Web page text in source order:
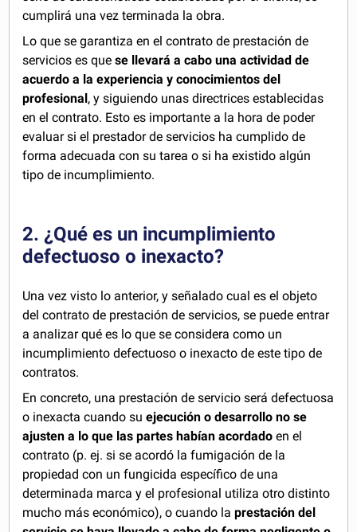
cumplirá una vez terminada la obra.
Lo que se garantiza en el contrato de prestación de
servicios es quese llevará a cabo una actividad de
acuerdo a la experiencia y conocimientos del
profesional, y siguiendo unas directrices establecidas
en el contrato. Esto es importante a la hora de poder
evaluar si el prestador de servicios ha cumplido de
forma adecuada con su tarea o si ha existido algún
tipo de incumplimiento.
2. ¿Qué es un incumplimiento
defectuoso o inexacto?
Una vez visto lo anterior, y señalado cual es el objeto
del contrato de prestación de servicios, se puede entrar
a analizar qué es lo que se considera como un
incumplimiento defectuoso o inexacto de este tipo de
contratos.
En concreto, una prestación de servicio será defectuosa
o inexacta cuando suejecución o desarrollo no se
ajusten a lo que las partes habían acordado en el
contrato (p. ej. si se acordó la fumigación de la
propiedad con un fungicida específico de una
determinada marca y el profesional utiliza otro distinto
mucho más económico), o cuando laprestación del